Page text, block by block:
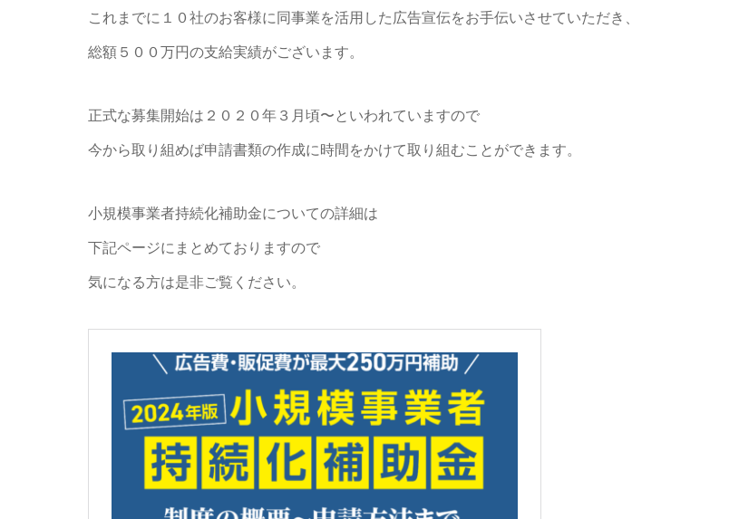
これまでに１０社のお客様に同事業を活用した広告宣伝をお手伝いさせていただき、
総額５００万円の支給実績がございます。
正式な募集開始は２０２０年３月頃〜といわれていますので
今から取り組めば申請書類の作成に時間をかけて取り組むことができます。
小規模事業者持続化補助金についての詳細は
下記ページにまとめておりますので
気になる方は是非ご覧ください。